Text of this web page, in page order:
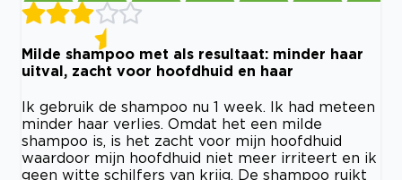
Milde shampoo met als resultaat: minder haar
uitval, zacht voor hoofdhuid en haar
Ik gebruik de shampoo nu 1 week. Ik had meteen
minder haar verlies. Omdat het een milde
shampoo is, is het zacht voor mijn hoofdhuid
waardoor mijn hoofdhuid niet meer irriteert en ik
geen witte schilfers van krijg. De shampoo ruikt